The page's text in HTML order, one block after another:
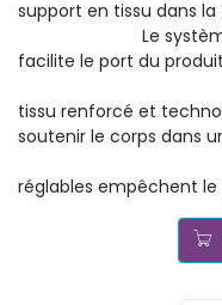
support en tissu
Le système de
facilite le
tissu renforcé et
soutenir le corps
Les
réglables empêchent le